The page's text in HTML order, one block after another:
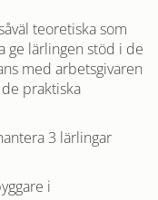
teoretiska som
ge lärlingen stöd i de
med arbetsgivaren
praktiska
3 lärlingar
i